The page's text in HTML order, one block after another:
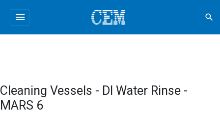
menu search
Cleaning Vessels - DI Water Rinse -
MARS 6